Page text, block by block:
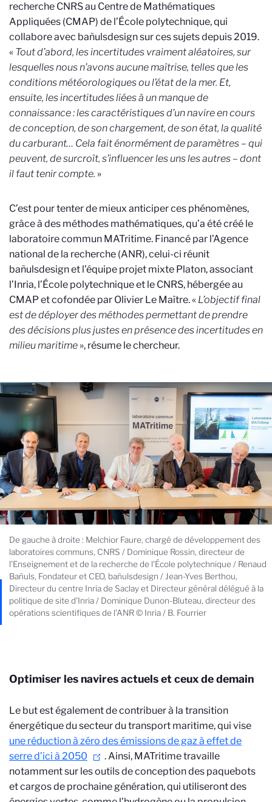
recherche CNRS au Centre de Mathématiques
Appliquées (CMAP) de l’École polytechnique, qui
collabore avec bañulsdesign sur ces sujets depuis 2019.
« Tout d’abord, les incertitudes vraiment aléatoires, sur
lesquelles nous n’avons aucune maîtrise, telles que les
conditions météorologiques ou l’état de la mer. Et,
ensuite, les incertitudes liées à un manque de
connaissance : les caractéristiques d’un navire en cours
de conception, de son chargement, de son état, la qualité
du carburant… Cela fait énormément de paramètres – qui
peuvent, de surcroît, s’influencer les uns les autres – dont
il faut tenir compte. »
C’est pour tenter de mieux anticiper ces phénomènes,
grâce à des méthodes mathématiques, qu’a été créé le
laboratoire commun MATritime. Financé par l’Agence
national de la recherche (ANR), celui-ci réunit
bañulsdesign et l’équipe projet mixte Platon, associant
l’Inria, l’École polytechnique et le CNRS, hébergée au
CMAP et cofondée par Olivier Le Maître. « L’objectif final
est de déployer des méthodes permettant de prendre
des décisions plus justes en présence des incertitudes en
milieu maritime », résume le chercheur.
De gauche à droite : Melchior Faure, chargé de développement des
laboratoires communs, CNRS / Dominique Rossin, directeur de
l’Enseignement et de la recherche de l'École polytechnique / Renaud
Bañuls, Fondateur et CEO, bañulsdesign / Jean-Yves Berthou,
Directeur du centre Inria de Saclay et Directeur général délégué à la
politique de site d'Inria / Dominique Dunon-Bluteau, directeur des
opérations scientifiques de l'ANR © Inria / B. Fourrier
Optimiser les navires actuels et ceux de demain
Le but est également de contribuer à la transition
énergétique du secteur du transport maritime, qui vise
une réduction à zéro des émissions de gaz à effet de
serre d’ici à 2050
. Ainsi, MATritime travaille
notamment sur les outils de conception des paquebots
et cargos de prochaine génération, qui utiliseront des